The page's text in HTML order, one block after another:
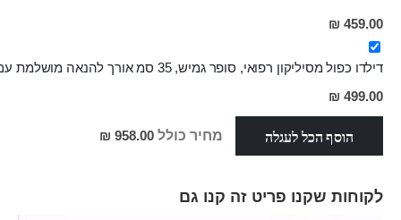
459.00 ₪
דילדו כפול מסיליקון רפואי, סופר גמיש, 35 סמ אורך להנאה מושלמת עם שלט על חוטי Cadmus
מחיר
מבצע
499.00 ₪
הוסף הכל לעגלה מחיר כולל 958.00 ₪
לקוחות שקנו פריט זה קנו גם